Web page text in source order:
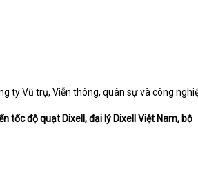
ty Vũ trụ, Viễn thông, quân sự và công
tốc độ quạt Dixell, đại lý Dixell Việt Nam, bộ